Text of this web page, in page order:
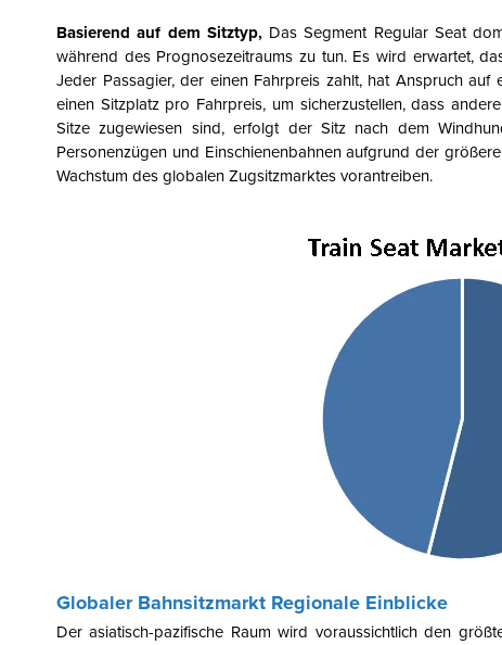
Basierend auf dem Sitztyp, Das Segment Regular Seat
während des Prognosezeitraums zu tun. Es wird erwartet,
Jeder Passagier, der einen Fahrpreis zahlt, hat Anspruch
einen Sitzplatz pro Fahrpreis, um sicherzustellen, dass
Sitze zugewiesen sind, erfolgt der Sitz nach dem
Personenzügen und Einschienenbahnen aufgrund der
Wachstum des globalen Zugsitzmarktes vorantreiben.
Globaler Bahnsitzmarkt Regionale Einblicke
Der asiatisch-pazifische Raum wird voraussichtlich den